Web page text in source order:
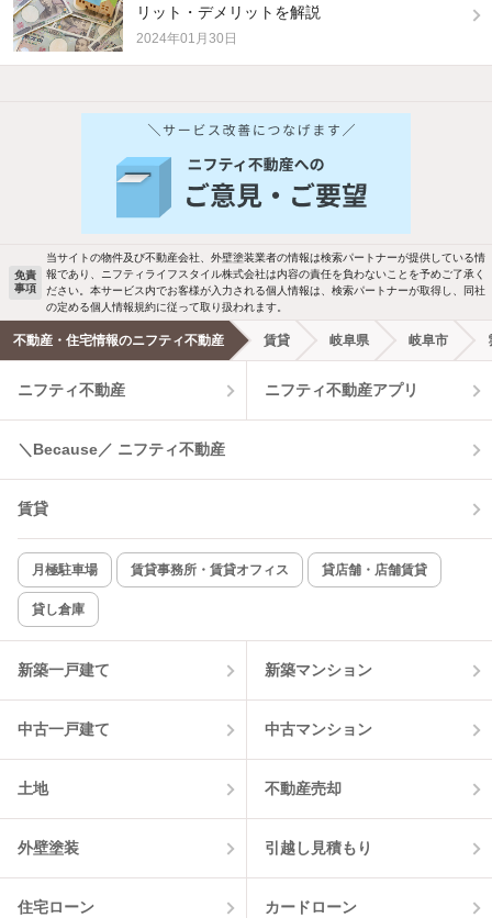
リット・デメリットを解説
2024年01月30日
他の人はこんな条件で絞り込んでいます！
バス・トイレ別 2階以上
駐車場あり ペット相談
洗濯機置場あり 独立洗面台
エアコンあり 都市ガス
温水洗浄便座 オートロック
コンロ2口以上
新着のみ インターネット無料
該当件数:
物件一覧に反映
免責
事項
当サイトの物件及び不動産会社、外壁塗装業者の情報は検索パートナーが提供している情
報であり、ニフティライフスタイル株式会社は内容の責任を負わないことを予めご了承く
ださい。本サービス内でお客様が入力される個人情報は、検索パートナーが取得し、同社
の定める個人情報規約に従って取り扱われます。
不動産・住宅情報のニフティ不動産 賃貸 岐阜県 岐阜市
ニフティ不動産 ニフティ不動産アプリ
＼Because／ ニフティ不動産
賃貸
月極駐車場 賃貸事務所・賃貸オフィス 貸店舗・店舗賃貸
貸し倉庫
新築一戸建て 新築マンション
中古一戸建て 中古マンション
土地 不動産売却
外壁塗装 引越し見積もり
住宅ローン カードローン